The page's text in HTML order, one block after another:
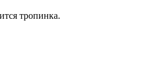
тропинка.